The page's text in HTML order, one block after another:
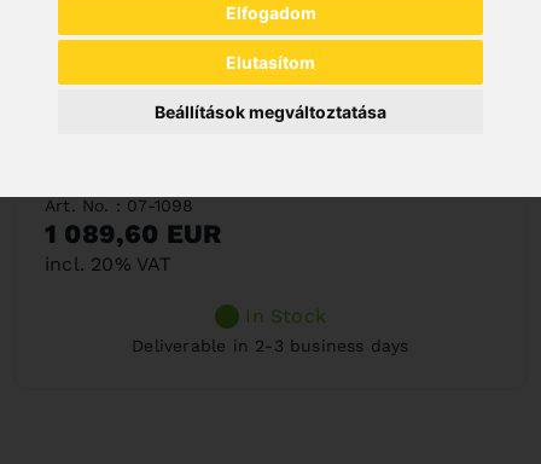
Elfogadom
Elutasítom
Beállítások megváltoztatása
Art. No. : 07-1098
1 089,60 EUR
incl. 20% VAT
In Stock
Deliverable in 2-3 business days